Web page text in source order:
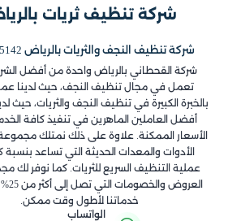
شركة تنظيف ثريات
شركة تنظيف النجف والثريات بالرياض 0548145142
شركة القحطاني بالرياض واحدة من أفضل
تعمل في مجال تنظيف النجف، حيث لدينا
بالخبرة الكبيرة في تنظيف النجف والثريات، حيث
أفضل العاملين الماهرين في تنفيذ كافة
الأسعار الممكنة. علاوة على ذلك نمتلك
الأدوات والمعدات الحديثة التي تساعد بنسبة
عملية التنظيف السريع للثريات. كما نوفر لك
العروض
خدماتنا لأطول وقت ممكن.
الواتساب